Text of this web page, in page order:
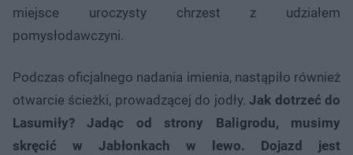
miejsce uroczysty chrzest z udziałem
pomysłodawczyni.
Podczas oficjalnego nadania imienia, nastąpiło również
otwarcie ścieżki, prowadzącej do jodły.Jak dotrzeć do
Lasumiły? Jadąc od strony Baligrodu, musimy
skręcić w Jabłonkach w lewo. Dojazd jest